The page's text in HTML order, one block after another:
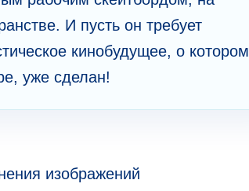
И пусть он требует
кинобудущее, о котором
уже сделан!